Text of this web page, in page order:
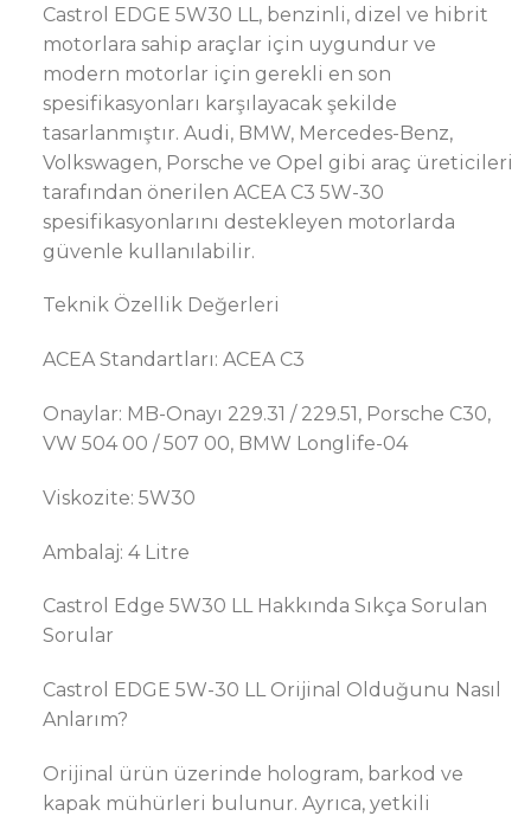
Castrol EDGE 5W30 LL, benzinli, dizel ve hibrit
motorlara sahip araçlar için uygundur ve
modern motorlar için gerekli en son
spesifikasyonları karşılayacak şekilde
tasarlanmıştır. Audi, BMW, Mercedes-Benz,
Volkswagen, Porsche ve Opel gibi araç üreticileri
tarafından önerilen ACEA C3 5W-30
spesifikasyonlarını destekleyen motorlarda
güvenle kullanılabilir.
Teknik Özellik Değerleri
ACEA Standartları: ACEA C3
Onaylar: MB-Onayı 229.31 / 229.51, Porsche C30,
VW 504 00 / 507 00, BMW Longlife-04
Viskozite: 5W30
Ambalaj: 4 Litre
Castrol Edge 5W30 LL Hakkında Sıkça Sorulan
Sorular
Castrol EDGE 5W-30 LL Orijinal Olduğunu Nasıl
Anlarım?
Orijinal ürün üzerinde hologram, barkod ve
kapak mühürleri bulunur. Ayrıca, yetkili